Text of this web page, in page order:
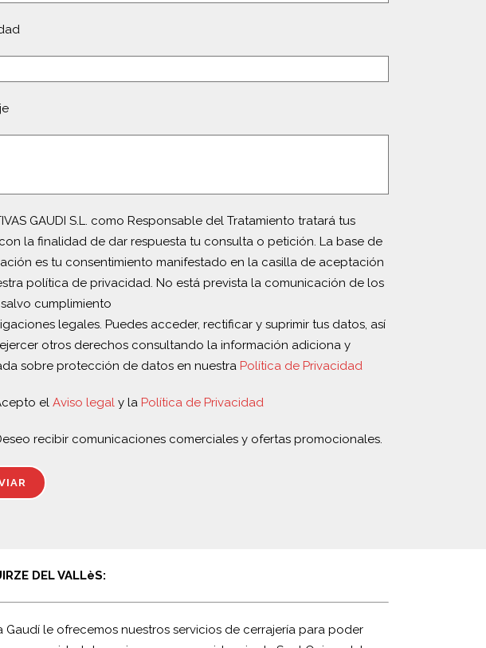
GAUDI S.L. como Responsable del Tratamiento tratará tus
la finalidad de dar respuesta tu consulta o petición. La base de
es tu consentimiento manifestado en la casilla de aceptación
política de privacidad. No está prevista la comunicación de los
cumplimiento
legales. Puedes acceder, rectificar y suprimir tus datos, así
otros derechos consultando la información adiciona y
sobre protección de datos en nuestra Política de Privacidad
el Aviso legal y la Política de Privacidad
recibir comunicaciones comerciales y ofertas promocionales.
DEL VALLèS:
Gaudí le ofrecemos nuestros servicios de cerrajería para poder